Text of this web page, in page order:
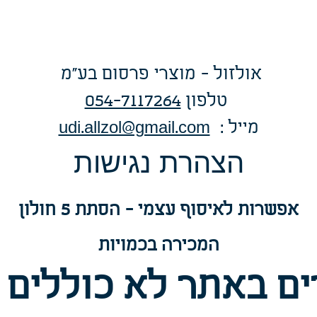
אולזול - מוצרי פרסום בע"מ
טלפון054-7117264
udi.allzol@gmail.com
: מייל
הצהרת נגישות
אפשרות לאיסוף עצמי - הסתת 5 חולון
המכירה בכמויות
באתר לא